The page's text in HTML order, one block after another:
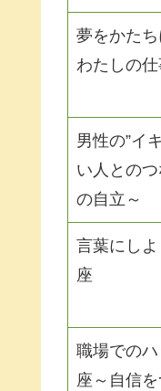
夢をかた
わたしの仕
男性の”イ
い人との
の自立～
言葉にし
座
職場での
座～自信